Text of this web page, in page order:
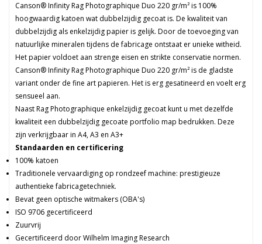
Canson® Infinity Rag Photographique Duo 220 gr/m² is 100%
hoogwaardig katoen wat dubbelzijdig gecoat is. De kwaliteit van
dubbelzijdig als enkelzijdig papier is gelijk. Door de toevoeging van
natuurlijke mineralen tijdens de fabricage ontstaat er unieke witheid.
Het papier voldoet aan strenge eisen en strikte conservatie normen.
Canson® Infinity Rag Photographique Duo 220 gr/m² is de gladste
variant onder de fine art papieren. Het is erg gesatineerd en voelt erg
sensueel aan.
Naast Rag Photographique enkelzijdig gecoat kunt u met dezelfde
kwaliteit een dubbelzijdig gecoate portfolio map bedrukken. Deze
zijn verkrijgbaar in A4, A3 en A3+
Standaarden en certificering
100% katoen
Traditionele vervaardiging op rondzeef machine: prestigieuze
authentieke fabricagetechniek.
Bevat geen optische witmakers (OBA's)
ISO 9706 gecertificeerd
Zuurvrij
Gecertificeerd door Wilhelm Imaging Research